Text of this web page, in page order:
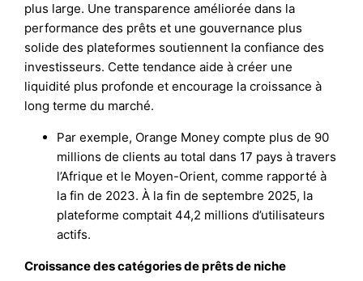
plus large. Une transparence améliorée dans la
performance des prêts et une gouvernance plus
solide des plateformes soutiennent la confiance des
investisseurs. Cette tendance aide à créer une
liquidité plus profonde et encourage la croissance à
long terme du marché.
Par exemple, Orange Money compte plus de 90
millions de clients au total dans 17 pays à travers
l’Afrique et le Moyen-Orient, comme rapporté à
la fin de 2023. À la fin de septembre 2025, la
plateforme comptait 44,2 millions d’utilisateurs
actifs.
Croissance des catégories de prêts de niche